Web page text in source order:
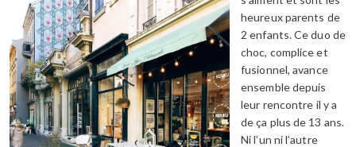
heureux parents de
2 enfants. Ce duo de
choc, complice et
fusionnel, avance
ensemble depuis
leur rencontre il y a
de ça plus de 13 ans.
Ni l’un ni l’autre